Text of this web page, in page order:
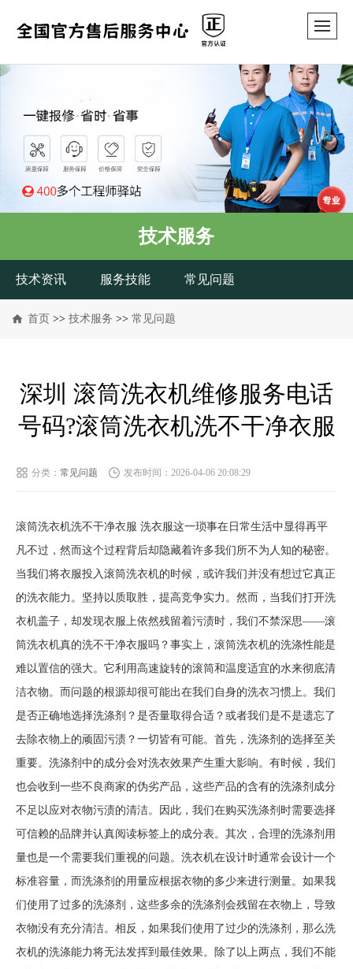
技术服务
技术资讯 服务技能 常见问题
首页 >> 技术服务 >> 常见问题
深圳 滚筒洗衣机维修服务电话
号码?滚筒洗衣机洗不干净衣服
分类： 常见问题 发布时间：2026-04-06 20:08:29
滚筒洗衣机洗不干净衣服 洗衣服这一琐事在日常生活中显得再平
凡不过，然而这个过程背后却隐藏着许多我们所不为人知的秘密。
当我们将衣服投入滚筒洗衣机的时候，或许我们并没有想过它真正
的洗衣能力。坚持以质取胜，提高竞争实力。然而，当我们打开洗
衣机盖子，却发现衣服上依然残留着污渍时，我们不禁深思——滚
筒洗衣机真的洗不干净衣服吗？事实上，滚筒洗衣机的洗涤性能是
难以置信的强大。它利用高速旋转的滚筒和温度适宜的水来彻底清
洁衣物。而问题的根源却很可能出在我们自身的洗衣习惯上。我们
是否正确地选择洗涤剂？是否量取得合适？或者我们是不是遗忘了
去除衣物上的顽固污渍？一切皆有可能。首先，洗涤剂的选择至关
重要。洗涤剂中的成分会对洗衣效果产生重大影响。有时候，我们
也会收到一些不良商家的伪劣产品，这些产品的含有的洗涤剂成分
不足以应对衣物污渍的清洁。因此，我们在购买洗涤剂时需要选择
可信赖的品牌并认真阅读标签上的成分表。其次，合理的洗涤剂用
量也是一个需要我们重视的问题。洗衣机在设计时通常会设计一个
标准容量，而洗涤剂的用量应根据衣物的多少来进行测量。如果我
们使用了过多的洗涤剂，这些多余的洗涤剂会残留在衣物上，导致
衣物没有充分清洁。相反，如果我们使用了过少的洗涤剂，那么洗
衣机的洗涤能力将无法发挥到最佳效果。除了以上两点，我们不能